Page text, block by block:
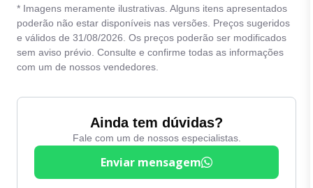
Camera de Re
Comandos no Volante
Computador de Bordo
Entrada Auxiliar
Entrada USB
Espelhos Eletricos
estacionamento
Teto Solar
Trava Eletrica
de altura
Volante Multifuncional
* Imagens meramente ilustrativas. Alguns itens apresentados
poderão não estar disponíveis nas versões. Preços sugeridos
e válidos de 31/08/2026. Os preços poderão ser modificados
sem aviso prévio. Consulte e confirme todas as informações
com um de nossos vendedores.
Ainda tem dúvidas?
Fale com um de nossos especialistas.
Enviar mensagem